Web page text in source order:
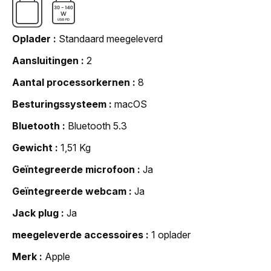
Oplader
Standaard meegeleverd
Aansluitingen
2
Aantal processorkernen
8
Besturingssysteem
macOS
Bluetooth
Bluetooth 5.3
Gewicht
1,51 Kg
Geïntegreerde microfoon
Ja
Geïntegreerde webcam
Ja
Jack plug
Ja
meegeleverde accessoires
1 oplader
Merk
Apple